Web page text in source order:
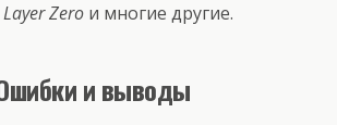
Zero и многие другие.
и выводы